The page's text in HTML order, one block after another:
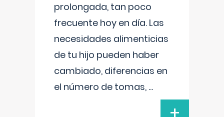
prolongada, tan poco
frecuente hoy en día. Las
necesidades alimenticias
de tu hijo pueden haber
cambiado, diferencias en
el número de tomas, ...